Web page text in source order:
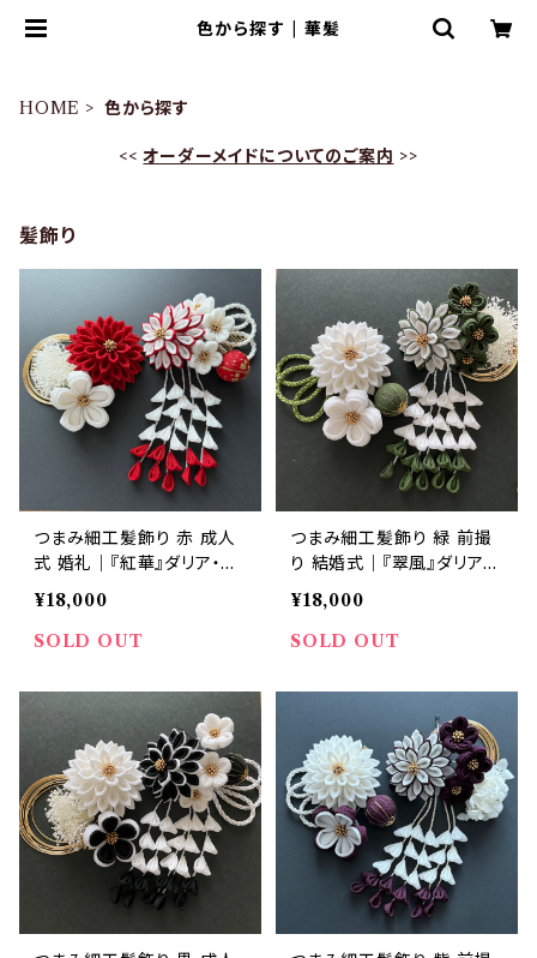
色から探す | 華髪
HOME 色から探す
<<オーダーメイドについてのご案内 >>
髪飾り
つまみ細工髪飾り 赤 成人
式 婚礼｜『紅華』ダリア・
梅・藤下がり 赤×白 8点セッ
ト｜華髪
¥18,000
SOLD OUT
つまみ細工髪飾り 緑 前撮
り 結婚式｜『翠風』ダリア・
梅・藤下がり 緑×白 8点セッ
ト｜華髪
¥18,000
SOLD OUT